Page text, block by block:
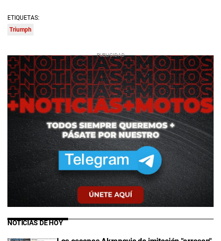
ETIQUETAS:
Triumph
NOTICIAS DE HOY